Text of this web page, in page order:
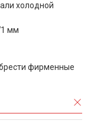
холодной
мм
фирменные